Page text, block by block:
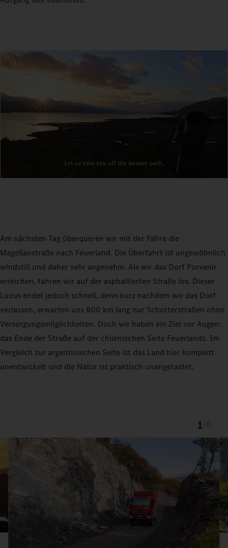
Am nächsten Tag überqueren wir mit der Fähre die
Magellanstraße nach Feuerland. Die Überfahrt ist ungewöhnlich
windstill und daher sehr angenehm. Als wir das Dorf Porvenir
erreichen, fahren wir auf der asphaltierten Straße los. Dieser
Luxus endet jedoch schnell, denn kurz nachdem wir das Dorf
verlassen, erwarten uns 800 km lang nur Schotterstraßen ohne
Versorgungsmöglichkeiten. Doch wir haben ein Ziel vor Augen:
das Ende der Straße auf der chilenischen Seite Feuerlands. Im
Vergleich zur argentinischen Seite ist das Land hier komplett
unentwickelt und die Natur ist praktisch unangetastet.
1